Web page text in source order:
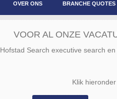
OVER ONS BRANCHE QUOTES
VOOR AL ONZE
Hofstad Search executive search
Klik